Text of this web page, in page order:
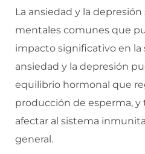
La ansiedad y la
mentales comunes que
impacto significativo en la
ansiedad y la depresión
equilibrio hormonal que
producción de esperma,
afectar al sistema
general.